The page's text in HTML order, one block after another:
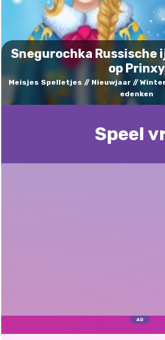
Snegurochka Russische
op Prinxy
Meisjes Spelletjes Nieuwjaar
edenken
Speel